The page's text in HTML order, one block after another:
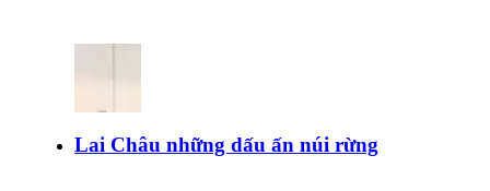
Lai Châu những dấu ấn núi rừng